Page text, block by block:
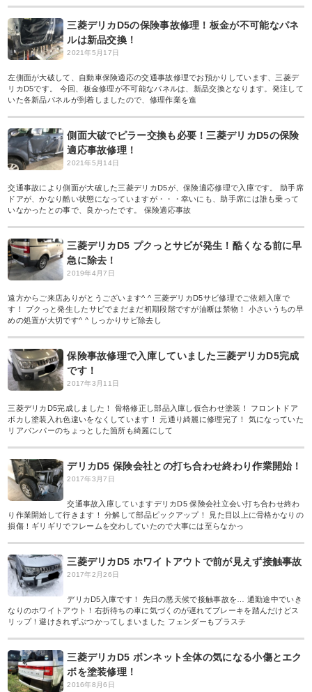
三菱デリカD5の保険事故修理！板金が不可能なパネ
ルは新品交換！
2021年5月17日
左側面が大破して、自動車保険適応の交通事故修理でお預かりしています、三菱デ
リカD5です。 今回、板金修理が不可能なパネルは、新品交換となります。発注して
いた各新品パネルが到着しましたので、修理作業を進
側面大破でピラー交換も必要！三菱デリカD5の保険
適応事故修理！
2021年5月14日
交通事故により側面が大破した三菱デリカD5が、保険適応修理で入庫です。 助手席
ドアが、かなり酷い状態になっていますが・・・幸いにも、助手席には誰も乗って
いなかったとの事で、良かったです。 保険適応事故
三菱デリカD5 プクっとサビが発生！酷くなる前に早
急に除去！
2019年4月7日
遠方からご来店ありがとうございます^ ^ 三菱デリカD5サビ修理でご依頼入庫で
す！ プクっと発生したサビでまだまだ初期段階ですが油断は禁物！ 小さいうちの早
めの処置が大切です^ ^ しっかりサビ除去し
保険事故修理で入庫していました三菱デリカD5完成
です！
2017年3月11日
三菱デリカD5完成しました！ 骨格修正し部品入庫し仮合わせ塗装！ フロントドア
ボカし塗装入れ色違いをなくしています！ 元通り綺麗に修理完了！ 気になっていた
リアバンパーのちょっとした箇所も綺麗にして
デリカD5 保険会社との打ち合わせ終わり作業開始！
2017年3月7日
交通事故入庫していますデリカD5 保険会社立会い打ち合わせ終わ
り作業開始して行きます！ 分解して部品ピックアップ！ 見た目以上に骨格かなりの
損傷！ギリギリでフレームを交わしていたので大事には至らなかっ
三菱デリカD5 ホワイトアウトで前が見えず接触事故
2017年2月26日
デリカD5入庫です！ 先日の悪天候で接触事故を… 通勤途中でいき
なりのホワイトアウト！右折待ちの車に気づくのが遅れてブレーキを踏んだけどス
リップ！避けきれずぶつかってしまいました フェンダーもプラスチ
三菱デリカD5 ボンネット全体の気になる小傷とエク
ボを塗装修理！
2016年8月6日